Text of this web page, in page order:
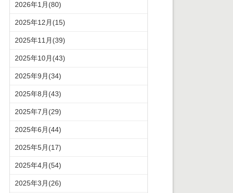
2026年1月(80)
2025年12月(15)
2025年11月(39)
2025年10月(43)
2025年9月(34)
2025年8月(43)
2025年7月(29)
2025年6月(44)
2025年5月(17)
2025年4月(54)
2025年3月(26)